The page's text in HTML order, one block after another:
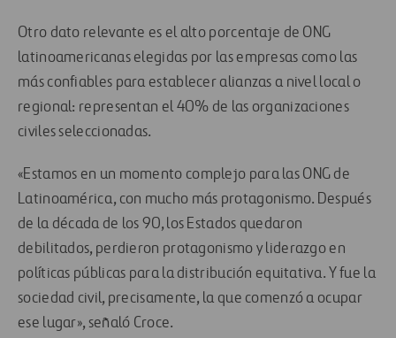
Otro dato relevante es el alto porcentaje de ONG
latinoamericanas elegidas por las empresas como las
más confiables para establecer alianzas a nivel local o
regional: representan el 40% de las organizaciones
civiles seleccionadas.
«Estamos en un momento complejo para las ONG de
Latinoamérica, con mucho más protagonismo. Después
de la década de los 90, los Estados quedaron
debilitados, perdieron protagonismo y liderazgo en
políticas públicas para la distribución equitativa. Y fue la
sociedad civil, precisamente, la que comenzó a ocupar
ese lugar», señaló Croce.